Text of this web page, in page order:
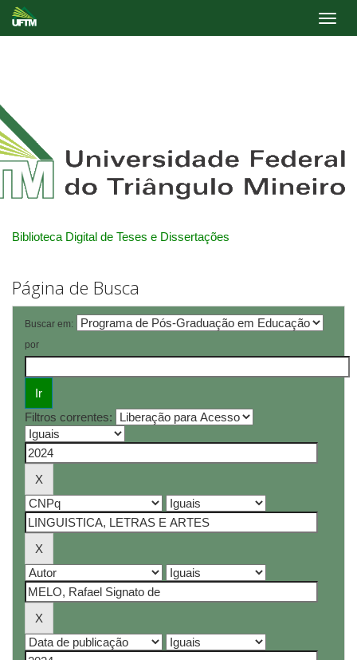
Biblioteca Digital de Teses e Dissertações
Página de Busca
Buscar em:
por
Filtros correntes: